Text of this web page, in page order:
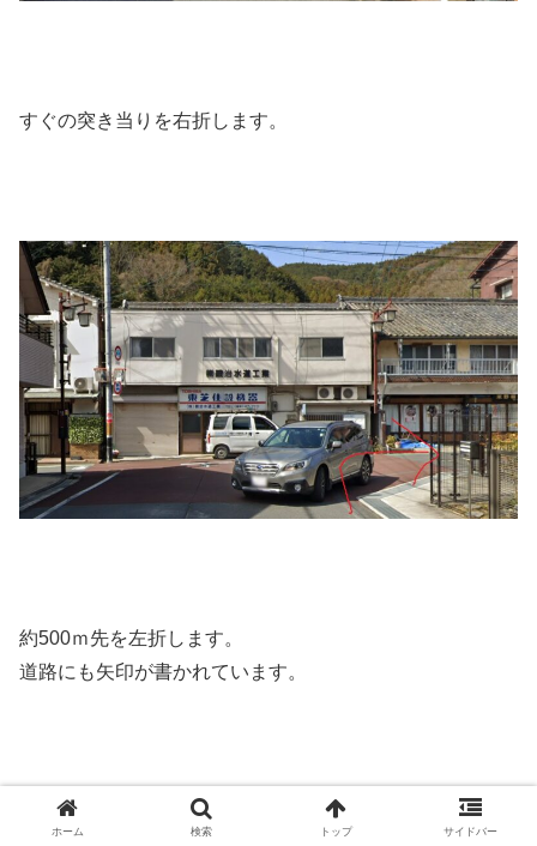
すぐの突き当りを右折します。
約500ｍ先を左折します。
道路にも矢印が書かれています。
ホーム 検索 トップ サイドバー